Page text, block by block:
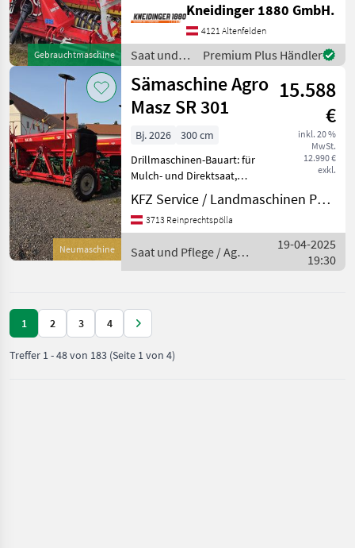
Gebrauchtmaschine
Spuranreisser
Pneumatische Sämaschine
Pcs Maisausrüstung 4 reihig
Spurreißer Kreiselegge
Gelenkwelle Ohne Bed
Kneidinger 1880 GmbH.
4121 Altenfelden
Saat und
Pflege /
Pöttinger
Premium Plus Händler
Neumaschine
Sämaschine Agro
Masz SR 301
15.588
€
inkl. 20 %
MwSt.
12.990 €
exkl.
Bj. 2026
300 cm
Drillmaschinen-Bauart: für
Mulch- und Direktsaat,
Beleuchtung,
Zweischeibenschare,
Extrastriegel,
Spuranreisser, Spurlockerer
Neues Modell SR301 3.
KFZ Service / Landmaschinen Philipp Manhart
3713 Reinprechtspölla
Saat und Pflege / Agro
Masz
19-04-2025
19:30
1 2 3 4
Treffer 1-48von 183 (Seite 1 von 4)